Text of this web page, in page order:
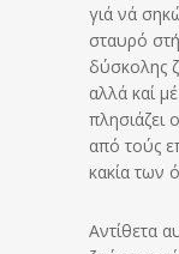
γιά νά
σταυρό
δύσκολης
αλλά καί
πλησιάζει
από τούς
κακία των
Αντίθετα